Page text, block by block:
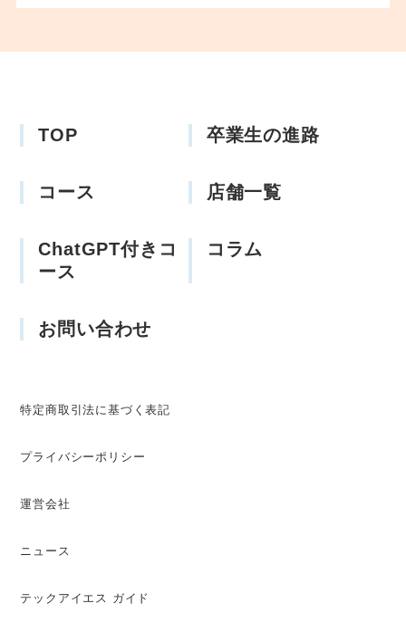
TOP 卒業生の進路
コース 店舗一覧
ChatGPT付きコ
ース
コラム
お問い合わせ
特定商取引法に基づく表記
プライバシーポリシー
運営会社
ニュース
テックアイエス ガイド